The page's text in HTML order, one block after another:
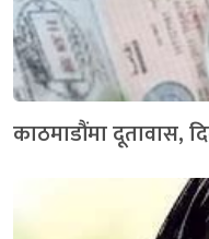
काठमाडौंमा दूतावास,